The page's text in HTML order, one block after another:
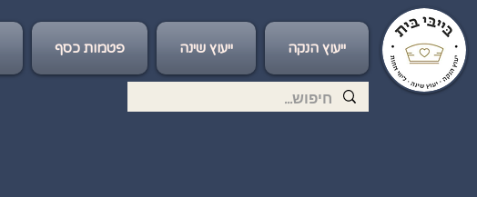
ייעוץ הנקה ייעוץ שינה פטמות כסף